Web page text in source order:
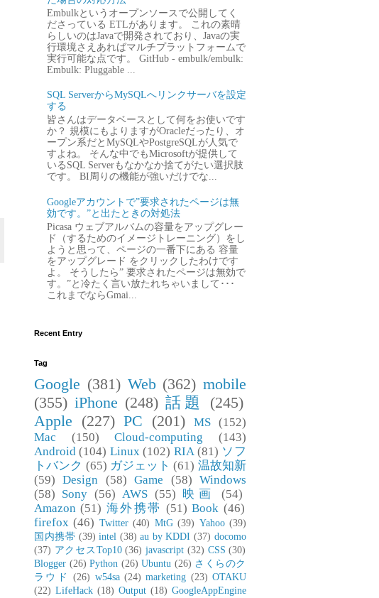
Embulkというオープンソースで公開してく
ださっている ETLがあります。 これの素晴
らしいのはJavaで開発されており、Javaの実
行環境さえあればマルチプラットフォームで
実行可能な点です。 GitHub - embulk/embulk:
Embulk: Pluggable ...
SQL ServerからMySQLへリンクサーバを設定
する
皆さんはデータベースとして何をお使いです
か？ 規模にもよりますがOracleだったり、オ
ープン系だとMySQLやPostgreSQLが人気で
すよね。 そんな中でもMicrosoftが提供して
いるSQL Serverもなかなか捨てがたい選択肢
です。 BI周りの機能が強いだけでな...
Googleアカウントで”要求されたページは無
効です。”と出たときの対処法
Picasa ウェブアルバムの容量をアップグレー
ド（するためのイメージトレーニング）をし
ようと思って、ページの一番下にある 容量
をアップグレード をクリックしたわけです
よ。 そうしたら” 要求されたページは無効で
す。”と冷たく言い放たれちゃいまして･･･
これまでならGmai...
Recent Entry
Tag
Google (381) Web (362) mobile
(355) iPhone (248) 話題
(245)
Apple (227) PC (201) MS (152)
Mac
(150) Cloud-computing
(143)
Android (104) Linux (102) RIA (81) ソフ
トバンク (65) ガジェット (61) 温故知新
(59)
Design (58) Game (58) Windows
(58) Sony (56) AWS (55) 映画
(54)
Amazon (51) 海外携帯 (51) Book (46)
firefox (46) Twitter (40) MtG (39) Yahoo (39)
国内携帯 (39) intel (38) au by KDDI (37) docomo
(37) アクセスTop10 (36) javascript (32) CSS (30)
Blogger (26) Python (26) Ubuntu (26) さくらのク
ラウド
(26) w54sa (24) marketing (23) OTAKU
(22) LifeHack (18) Output (18) GoogleAppEngine